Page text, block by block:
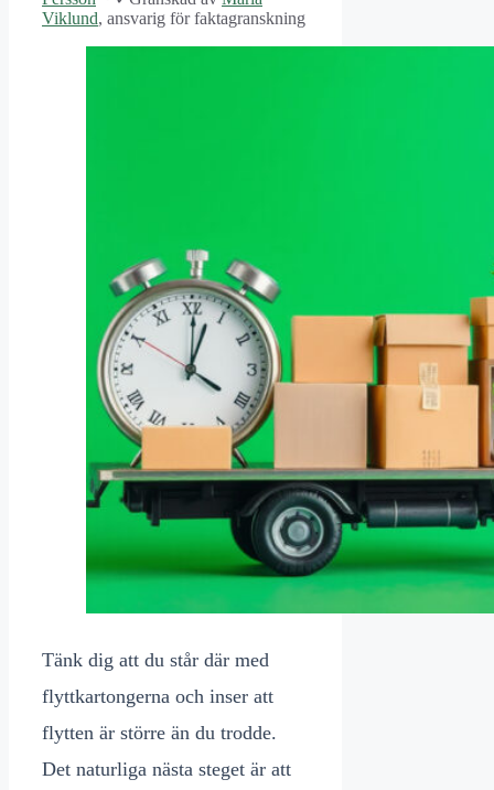
Viklund, ansvarig för faktagranskning
Tänk dig att du står där med
flyttkartongerna och inser att
flytten är större än du trodde.
Det naturliga nästa steget är att